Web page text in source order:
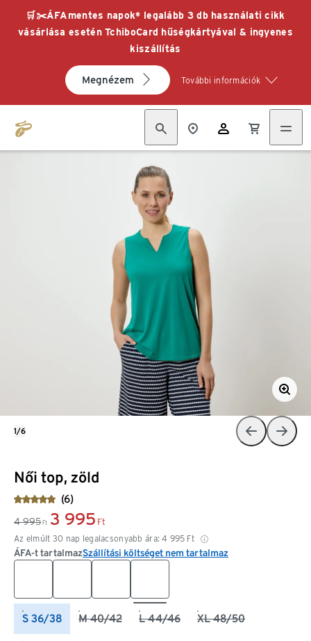
🛒✂️ÁFAmentes napok* legalább 3 db használati cikk
vásárlása esetén TchiboCard hűségkártyával & ingyenes
kiszállítás
Megnézem További információk
Női top, zöld
(6)
4 995 Ft 3 995 Ft
Az elmúlt 30 nap legalacsonyabb ára: 4 995 Ft
ÁFA-t tartalmazSzállítási költséget nem tartalmaz
S 36/38 M 40/42 L 44/46 XL 48/50
1/6